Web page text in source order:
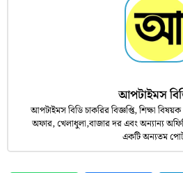
আপটাইমস
আপটাইমস বিডি চাকরির বিজ্ঞপ্তি, শিক্ষা
অফার, খেলাধুলা,বাজার দর এবং অন্যান্য
একটি অন্যতম